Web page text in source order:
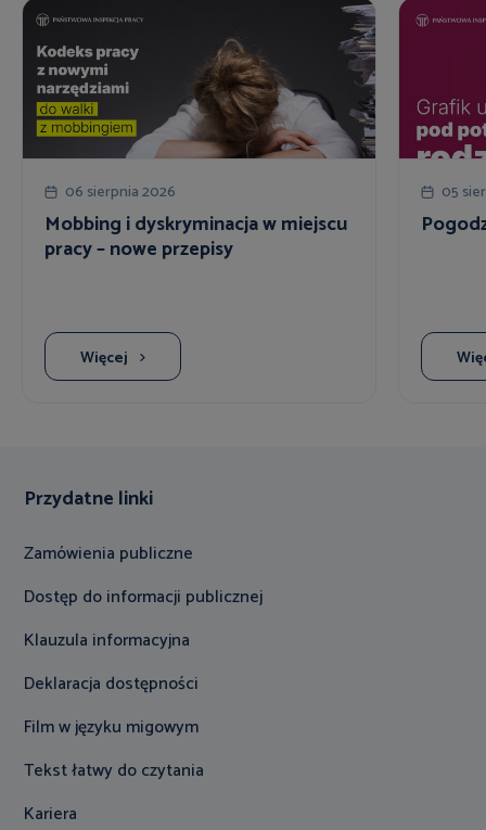
06 sierpnia 2026
Mobbing i dyskryminacja w miejscu
pracy – nowe przepisy
Więcej
05
Przydatne linki
Zamówienia publiczne
Dostęp do informacji publicznej
Klauzula informacyjna
Deklaracja dostępności
Film w języku migowym
Tekst łatwy do czytania
Kariera